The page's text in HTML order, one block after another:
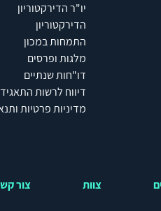
יו"ר הדירקטוריון
הדירקטוריון
התמחות במכון
מלגות ופרסים
דו"חות שנתיים
דיווח לרשות
מדיניות פרטיות
צוות צור